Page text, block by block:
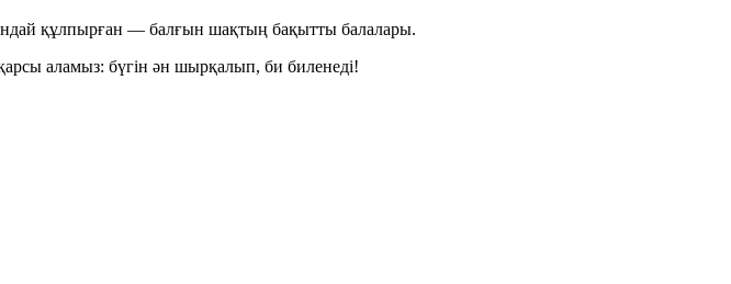
құлпырған — балғын шақтың бақытты балалары.
аламыз: бүгін ән шырқалып, би биленеді!